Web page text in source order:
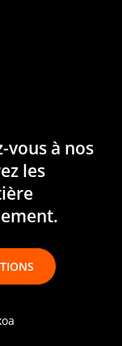
vous à nos
les